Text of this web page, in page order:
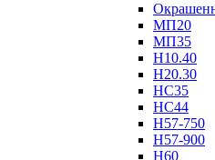
МП20
МП35
Н10.40
Н20.30
НС35
НС44
Н57-750
Н57-900
Н60